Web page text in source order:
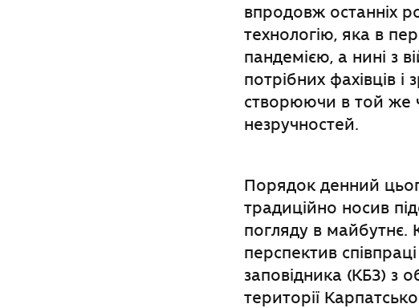
впродовж останніх
технологію, яка в
пандемією, а нині з
потрібних фахівців
створюючи в той же
незручностей.
Порядок денний
традиційно носив
погляду в майбутнє.
перспектив
заповідника (КБЗ) з
території